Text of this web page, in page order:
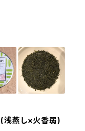
浅蒸し×火香弱)